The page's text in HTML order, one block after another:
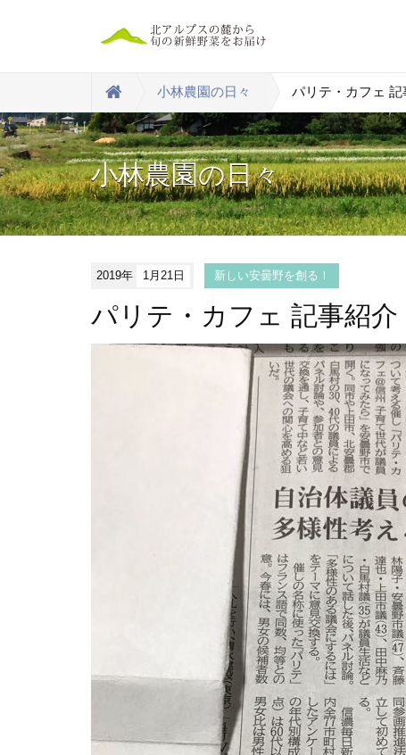
小林農園の日々 パリテ・カフェ 記
小林農園の日々
2019年 1月21日 新しい安曇野を創る！
パリテ・カフェ 記事紹介